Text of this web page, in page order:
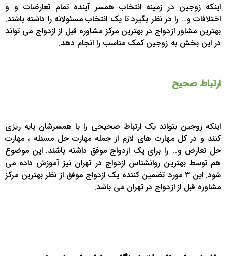
اینکه زوجین در زمینه انتخاب همسر آینده تمام تعارضات و و
اختلافات و… را در نظر بگیرد تا یک انتخاب مسئولانه را داشته باشند.
بهترین مشاور ازدواج در بهترین مرکز مشاوره قبل از ازدواج می تواند
در این بخش به زوجین کمک مناسب را انجام دهد.
ارتباط صحیح
اینکه زوجین بتواند یک ارتباط صحیحی را با همسرشان پایه ریزی
کنند و در کل مهارت های لازم از جمله مهارت حل مسئله ، مهارت
حل تعارض و… را برای یک ازدواج موفق داشته باشند. این موضوع
هم توسط بهترین روانشناس ازدواج در تهران نیز آموزش داده می
شود. این ۳ مورد تضمین کننده یک ازدواج موفق از نظر بهترین مرکز
مشاوره قبل از ازدواج در تهران می باشد.